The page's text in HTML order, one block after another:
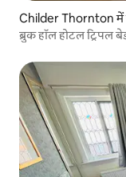
Childer Thornton में
ब्रुक हॉल होटल ट्रिपल